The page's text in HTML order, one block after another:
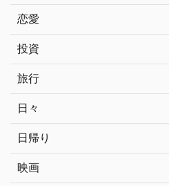
恋愛
投資
旅行
日々
日帰り
映画